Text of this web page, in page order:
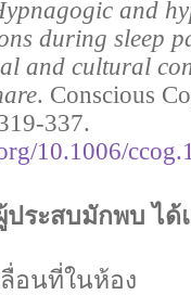
and
during sleep
and cultural
. Conscious
337.
10.1006/
ระสบมักพบ ได้
ลื่อนที่ในห้อง